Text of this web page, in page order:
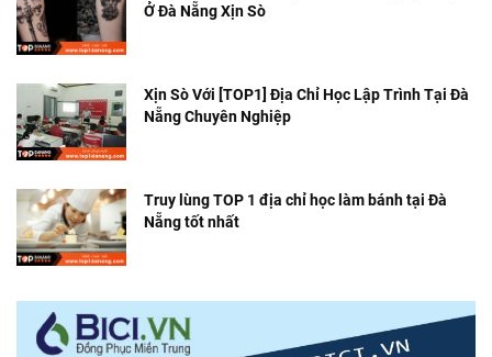
Ở Đà Nẵng Xịn Sò
Xịn Sò Với [TOP1] Địa Chỉ Học Lập Trình Tại Đà
Nẵng Chuyên Nghiệp
Truy lùng TOP 1 địa chỉ học làm bánh tại Đà
Nẵng tốt nhất